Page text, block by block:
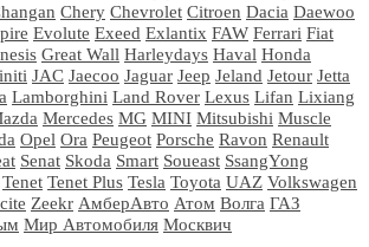
Chery Chevrolet Citroen Dacia Daewoo
Evolute Exeed Exlantix FAW Ferrari Fiat
Great Wall Harleydays Haval Honda
JAC Jaecoo Jaguar Jeep Jeland Jetour Jetta
Lamborghini Land Rover Lexus Lifan Lixiang
Mercedes MG MINI Mitsubishi Muscle
Opel Ora Peugeot Porsche Ravon Renault
Senat Skoda Smart Soueast SsangYong
Tenet Tenet Plus Tesla Toyota UAZ Volkswagen
Zeekr АмберАвто Атом Волга ГАЗ
Мир Автомобиля Москвич